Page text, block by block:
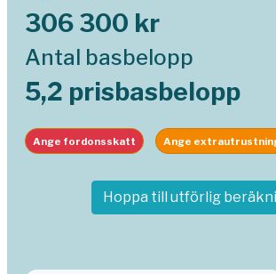
306 300 kr
Antal basbelopp
5,2 prisbasbelopp
Ange fordonsskatt Ange
Hoppa till utförlig